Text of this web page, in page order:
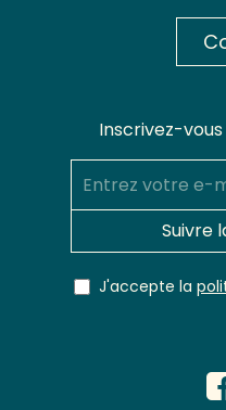
Inscrivez-
votre
e-
J'accepte la